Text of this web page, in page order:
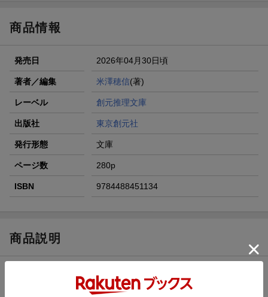
商品情報
発売日 2026年04月30日頃
著者／編集 米澤穂信(著)
レーベル 創元推理文庫
出版社 東京創元社
発行形態 文庫
ページ数 280p
ISBN 9784488451134
商品説明
内容紹介（JPROより）